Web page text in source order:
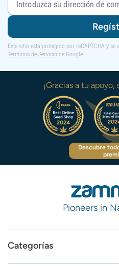
Este sitio está protegido por reCAPTCHA y se
Términos de Servicio de Google.
¡Gracias a tu apoyo,
Descubre
Pioneers in
Categorías